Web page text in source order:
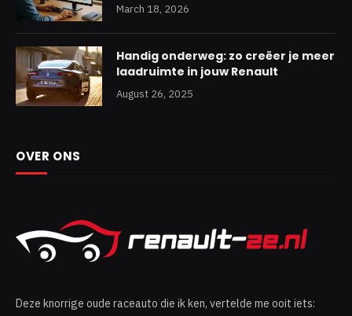
March 18, 2026
Handig onderweg: zo creëer je meer
laadruimte in jouw Renault
August 26, 2025
OVER ONS
Deze knorrige oude raceauto die ik ken, vertelde me ooit iets: